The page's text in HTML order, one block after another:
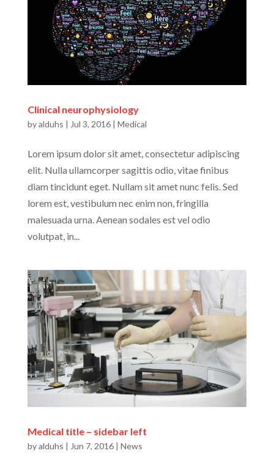
Clinical neurophysiology
byalduhs | Jul 3, 2016| Medical
Lorem ipsum dolor sit amet, consectetur adipiscing
elit. Nulla ullamcorper sagittis odio, vitae finibus
diam tincidunt eget. Nullam sit amet nunc felis. Sed
lorem est, vestibulum nec enim non, fringilla
malesuada urna. Aenean sodales est vel odio
volutpat, in...
Medical title – sidebar left
byalduhs | Jun 7, 2016| News